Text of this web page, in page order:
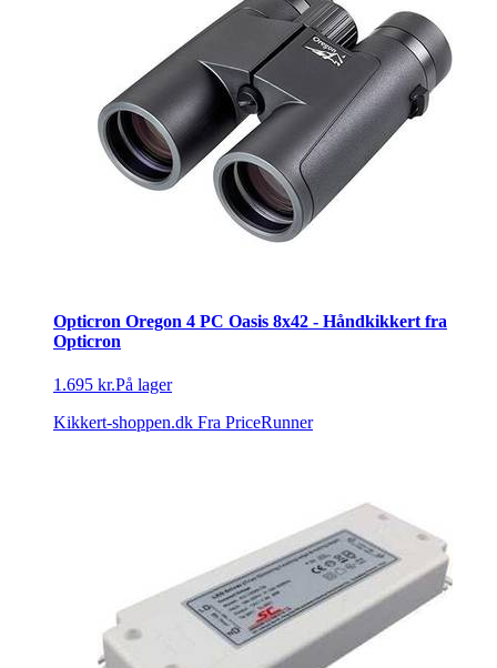
Opticron Oregon 4 PC Oasis 8x42 - Håndkikkert fra
Opticron
1.695 kr.På lager
Kikkert-shoppen.dk Fra PriceRunner